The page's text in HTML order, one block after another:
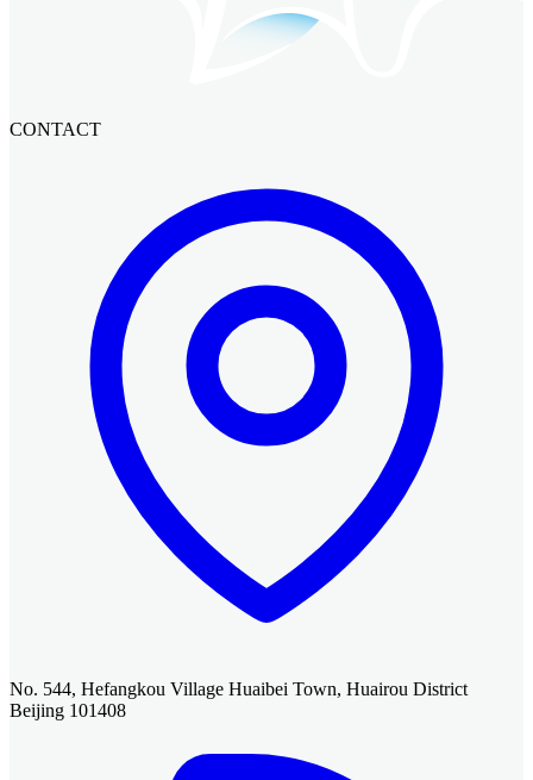
CONTACT
No. 544, Hefangkou Village Huaibei Town, Huairou District
Beijing 101408